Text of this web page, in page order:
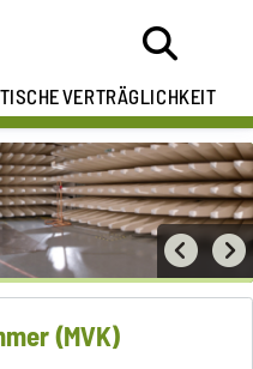
VERTRÄGLICHKEIT
(MVK)